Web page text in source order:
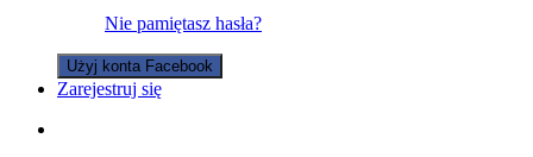
Nie pamiętasz hasła?
Użyj konta Facebook
Zarejestruj się